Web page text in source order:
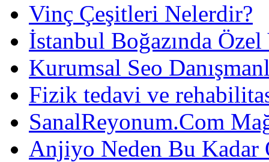
Vinç Çeşitleri Nelerdir?
İstanbul Boğazında
Kurumsal Seo
Fizik tedavi ve
SanalReyonum.Com
Anjiyo Neden Bu Kadar